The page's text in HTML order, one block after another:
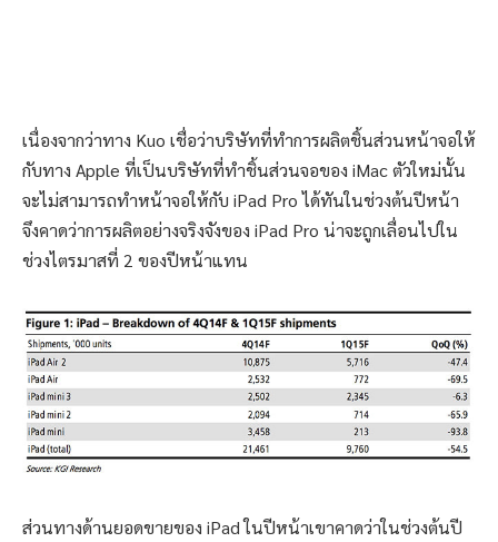
เนื่องจากว่าทาง Kuo เชื่อว่าบริษัทที่ทำการผลิตชิ้นส่วนหน้าจอให้
กับทาง Apple ที่เป็นบริษัทที่ทำชิ้นส่วนจอของ iMac ตัวใหม่นั้น
จะไม่สามารถทำหน้าจอให้กับ iPad Pro ได้ทันในช่วงต้นปีหน้า
จึงคาดว่าการผลิตอย่างจริงจังของ iPad Pro น่าจะถูกเลื่อนไปใน
ช่วงไตรมาสที่ 2 ของปีหน้าแทน
ส่วนทางด้านยอดขายของ iPad ในปีหน้าเขาคาดว่าในช่วงต้นปี